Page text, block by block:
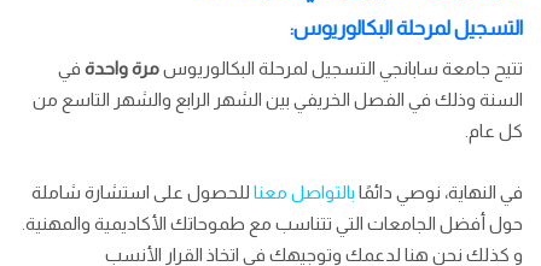
التسجيل لمرحلة البكالوريوس:
تتيح جامعة سابانجي التسجيل لمرحلة البكالوريوسمرة واحدة في
السنة وذلك في الفصل الخريفي بين الشهر الرابع والشهر التاسع من
كل عام.
في النهاية، نوصي دائمًا بالتواصل معنا للحصول على استشارة شاملة
حول أفضل الجامعات التي تتناسب مع طموحاتك الأكاديمية والمهنية.
و كذلك نحن هنا لدعمك وتوجيهك في اتخاذ القرار الأنسب